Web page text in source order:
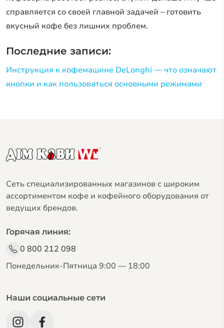
справляется со своей главной задачей – готовить
вкусный кофе без лишних проблем.
Последние записи:
Инструкция к кофемашине DeLonghi — что означают
кнопки и как пользоваться основными режимами
Сеть специализированных магазинов с широким
ассортиментом кофе и кофейного оборудования от
ведущих брендов.
Горячая линия:
0 800 212 098
Понедельник-Пятница 9:00 — 18:00
Наши социальные сети